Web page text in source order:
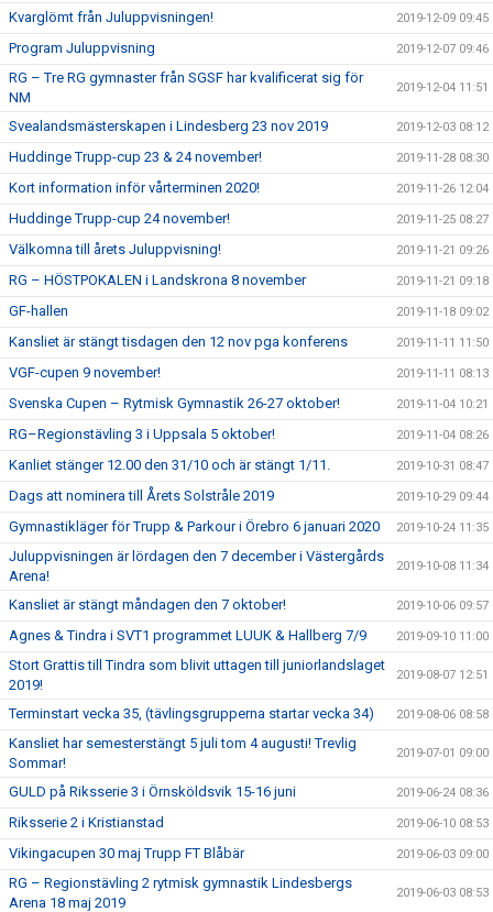
Kvarglömt från Juluppvisningen! 2019-12-09 09:45
Program Juluppvisning 2019-12-07 09:46
RG – Tre RG gymnaster från SGSF har kvalificerat sig för
NM
2019-12-04 11:51
Svealandsmästerskapen i Lindesberg 23 nov 2019 2019-12-03 08:12
Huddinge Trupp-cup 23 & 24 november! 2019-11-28 08:30
Kort information inför vårterminen 2020! 2019-11-26 12:04
Huddinge Trupp-cup 24 november! 2019-11-25 08:27
Välkomna till årets Juluppvisning! 2019-11-21 09:26
RG – HÖSTPOKALEN i Landskrona 8 november 2019-11-21 09:18
GF-hallen 2019-11-18 09:02
Kansliet är stängt tisdagen den 12 nov pga konferens 2019-11-11 11:50
VGF-cupen 9 november! 2019-11-11 08:13
Svenska Cupen – Rytmisk Gymnastik 26-27 oktober! 2019-11-04 10:21
RG–Regionstävling 3 i Uppsala 5 oktober! 2019-11-04 08:26
Kanliet stänger 12.00 den 31/10 och är stängt 1/11. 2019-10-31 08:47
Dags att nominera till Årets Solstråle 2019 2019-10-29 09:44
Gymnastikläger för Trupp & Parkour i Örebro 6 januari 2020 2019-10-24 11:35
Juluppvisningen är lördagen den 7 december i Västergårds
Arena!
2019-10-08 11:34
Kansliet är stängt måndagen den 7 oktober! 2019-10-06 09:57
Agnes & Tindra i SVT1 programmet LUUK & Hallberg 7/9 2019-09-10 11:00
Stort Grattis till Tindra som blivit uttagen till juniorlandslaget
2019!
2019-08-07 12:51
Terminstart vecka 35, (tävlingsgrupperna startar vecka 34) 2019-08-06 08:58
Kansliet har semesterstängt 5 juli tom 4 augusti! Trevlig
Sommar!
2019-07-01 09:00
GULD på Riksserie 3 i Örnsköldsvik 15-16 juni 2019-06-24 08:36
Riksserie 2 i Kristianstad 2019-06-10 08:53
Vikingacupen 30 maj Trupp FT Blåbär 2019-06-03 09:00
RG – Regionstävling 2 rytmisk gymnastik Lindesbergs
Arena 18 maj 2019
2019-06-03 08:53